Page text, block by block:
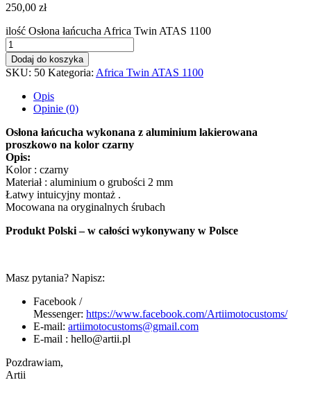
250,00 zł
ilość Osłona łańcucha Africa Twin ATAS 1100
Dodaj do koszyka
SKU: 50 Kategoria: Africa Twin ATAS 1100
Opis
Opinie (0)
Osłona łańcucha wykonana z aluminium lakierowana
proszkowo na kolor czarny
Opis:
Kolor : czarny
Materiał : aluminium o grubości 2 mm
Łatwy intuicyjny montaż .
Mocowana na oryginalnych śrubach
Produkt Polski – w całości wykonywany w Polsce
Masz pytania? Napisz:
Facebook /
Messenger: https://www.facebook.com/Artiimotocustoms/
E-mail: artiimotocustoms@gmail.com
E-mail : hello@artii.pl
Pozdrawiam,
Artii